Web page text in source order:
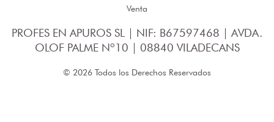
Venta
PROFES EN APUROS SL | NIF: B67597468 | AVDA.
OLOF PALME Nº10 | 08840 VILADECANS
© 2026 Todos los Derechos Reservados